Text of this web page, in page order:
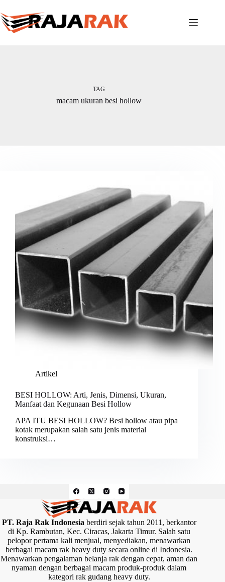
to
content
TAG
macam ukuran besi hollow
Artikel
BESI HOLLOW: Arti, Jenis, Dimensi, Ukuran,
Manfaat dan Kegunaan Besi Hollow
APA ITU BESI HOLLOW? Besi hollow atau pipa
kotak merupakan salah satu jenis material
konstruksi…
PT. Raja Rak Indonesiaberdiri sejak tahun 2011, berkantor
di Kp. Rambutan, Kec. Ciracas, Jakarta Timur. Salah satu
pelopor pertama kali menjual, menyediakan, menawarkan
berbagai macam rak heavy duty secara online di Indonesia.
Menawarkan pengalaman belanja rak dengan cepat, aman dan
nyaman dengan berbagai macam produk-produk dalam
kategori rak gudang heavy duty.